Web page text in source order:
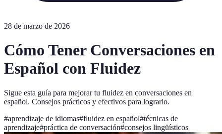
28 de marzo de 2026
Cómo Tener Conversaciones en
Español con Fluidez
Sigue esta guía para mejorar tu fluidez en conversaciones en
español. Consejos prácticos y efectivos para lograrlo.
#aprendizaje de idiomas#fluidez en español#técnicas de
aprendizaje#práctica de conversación#consejos lingüísticos